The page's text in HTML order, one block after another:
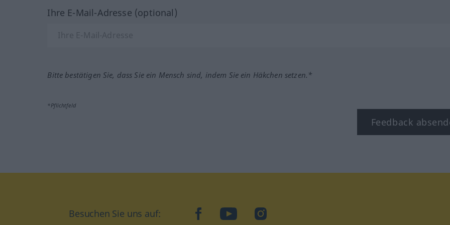
Ihre E-Mail-Adresse (optional)
Bitte bestätigen Sie, dass Sie ein Mensch sind, indem Sie ein Häkchen setzen.*
*Pflichtfeld
Feedback
Besuchen Sie uns auf: facebookYouTubeInstagram